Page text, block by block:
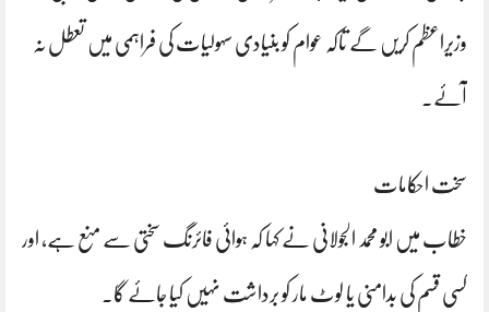
وزیراعظم کریں گے تاکہ عوام کو بنیادی سہولیات کی فراہمی میں تعطل نہ
آئے۔
سخت احکامات
خطاب میں ابو محمد الجولانی نے کہا کہ ہوائی فائرنگ سختی سے منع ہے، اور
کسی قسم کی بدامنی یا لوٹ مار کو برداشت نہیں کیا جائے گا۔